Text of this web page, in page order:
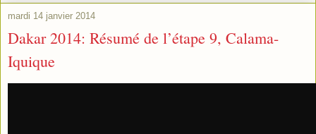
mardi 14 janvier 2014
Dakar 2014: Résumé de l’étape 9, Calama-
Iquique